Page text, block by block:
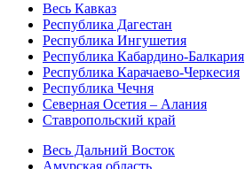
Весь Кавказ
Республика Дагестан
Республика Ингушетия
Республика Кабардино-Балкария
Республика Карачаево-Черкесия
Республика Чечня
Северная Осетия – Алания
Ставропольский край
Весь Дальний Восток
Амурская область